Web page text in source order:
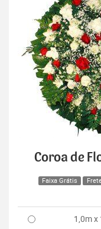
Coroa de
Faixa Grátis
1,0m x